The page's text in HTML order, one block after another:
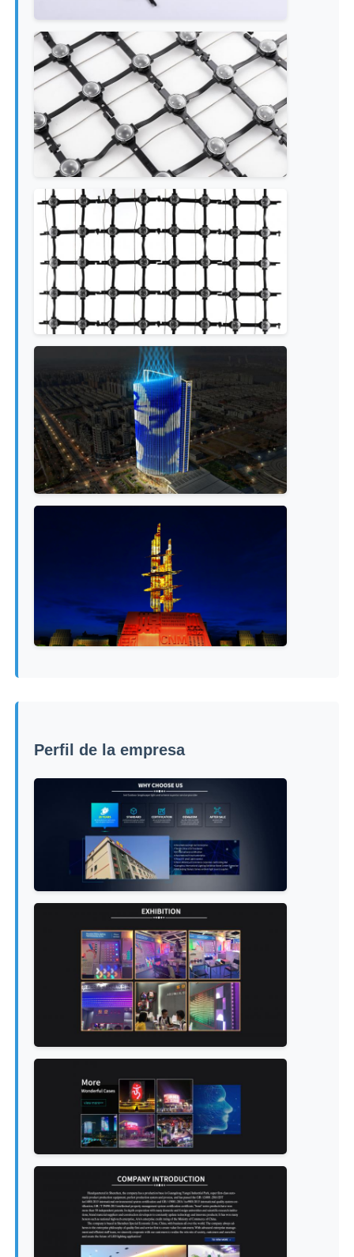
Perfil de la empresa